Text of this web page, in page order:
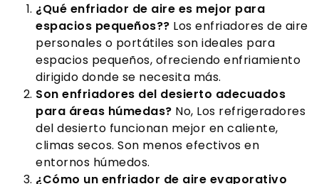
¿Qué enfriador de aire es mejor para
espacios pequeños?? Los enfriadores de aire
personales o portátiles son ideales para
espacios pequeños, ofreciendo enfriamiento
dirigido donde se necesita más.
Son enfriadores del desierto adecuados
para áreas húmedas? No, Los refrigeradores
del desierto funcionan mejor en caliente,
climas secos. Son menos efectivos en
entornos húmedos.
¿Cómo un enfriador de aire evaporativo